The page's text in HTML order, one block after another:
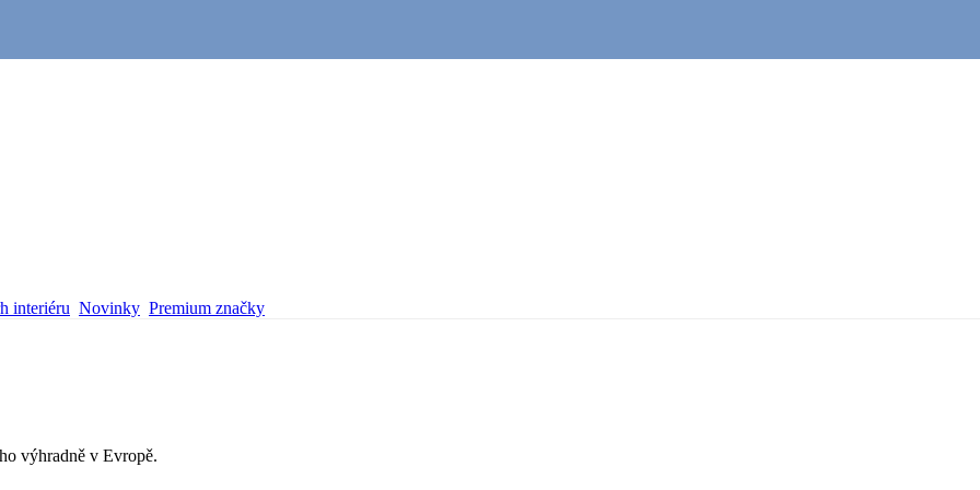
interiéru Novinky Premium značky
výhradně v Evropě.